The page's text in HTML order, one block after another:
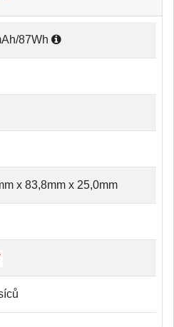
87Wh
x 83,8mm x 25,0mm